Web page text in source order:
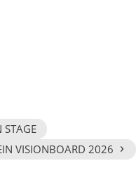
VISIONBOARD 2026 ›